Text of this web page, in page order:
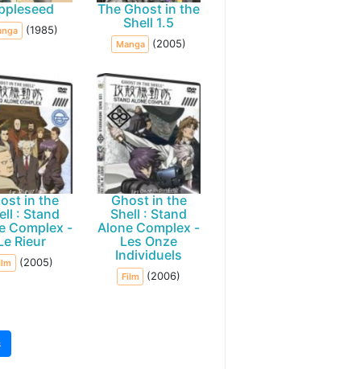
(1985)
The Ghost in the
Shell 1.5
Manga (2005)
in the
: Stand
Complex -
Rieur
(2005)
Ghost in the
Shell : Stand
Alone Complex -
Les Onze
Individuels
Film (2006)